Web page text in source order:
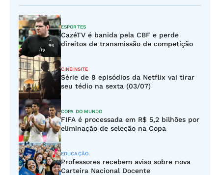
ESPORTES
CazéTV é banida pela CBF e perde
direitos de transmissão de competição
CINEINSITE
Série de 8 episódios da Netflix vai tirar
seu tédio na sexta (03/07)
COPA DO MUNDO
FIFA é processada em R$ 5,2 bilhões por
eliminação de seleção na Copa
EDUCAÇÃO
Professores recebem aviso sobre nova
Carteira Nacional Docente